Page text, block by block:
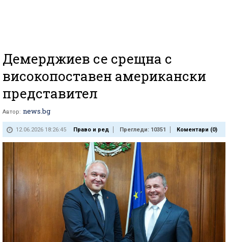
Демерджиев се срещна с
високопоставен американски
представител
Автор: news.bg
12.06.2026 18:26:45 Право и ред Прегледи: 10351 Коментари (0)